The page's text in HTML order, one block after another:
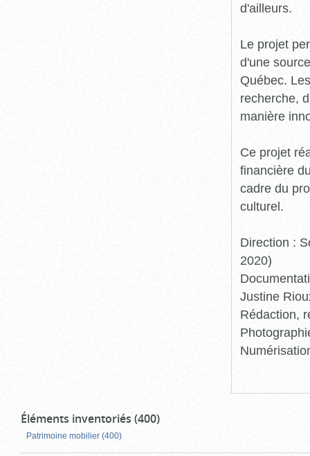
d'ailleurs.
Le projet
d'une
Québec.
recherche,
manière
Ce projet
financière
cadre du
culturel.
Direction :
2020)
Justine
Rédaction,
Éléments inventoriés (400)
Patrimoine mobilier (400)